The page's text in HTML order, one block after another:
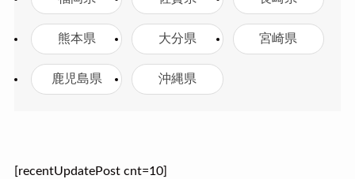
熊本県 大分県 宮崎県
鹿児島県 沖縄県
[recentUpdatePost cnt=10]